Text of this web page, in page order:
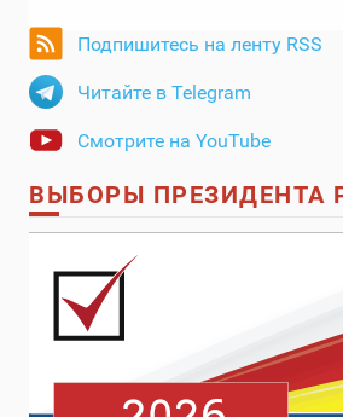
Подпишитесь на ленту RSS
Читайте в Telegram
Смотрите на YouTube
ВЫБОРЫ ПРЕЗИДЕНТА